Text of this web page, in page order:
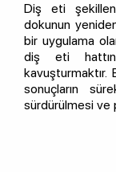
Diş eti
dokunun
bir uygulama
diş eti
kavuşturmaktır.
sonuçların
sürdürülmesi ve